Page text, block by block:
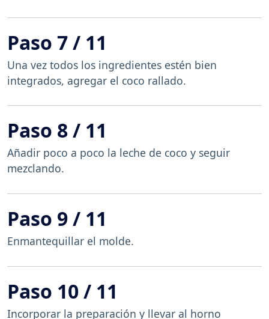
Paso 7 / 11
Una vez todos los ingredientes estén bien
integrados, agregar el coco rallado.
Paso 8 / 11
Añadir poco a poco la leche de coco y seguir
mezclando.
Paso 9 / 11
Enmantequillar el molde.
Paso 10 / 11
Incorporar la preparación y llevar al horno